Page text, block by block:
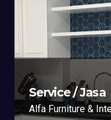
Service / Jasa
Alfa Furniture &